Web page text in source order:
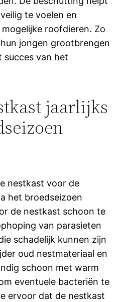
te voelen en
roofdieren. Zo
jongen grootbrengen
succes van het
jaarlijks
nestkast voor de
het broedseizoen
de nestkast schoon te
van parasieten
schadelijk kunnen zijn
oud nestmateriaal en
schoon met warm
eventuele bacteriën te
ervoor dat de nestkast